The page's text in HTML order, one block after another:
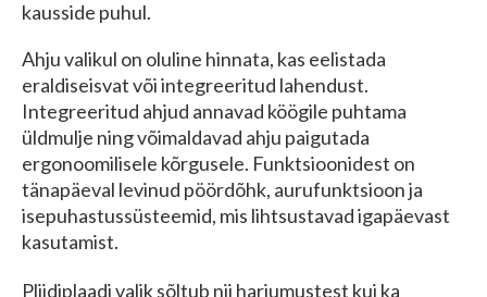
kausside puhul.
Ahju valikul on oluline hinnata, kas eelistada
eraldiseisvat või integreeritud lahendust.
Integreeritud ahjud annavad köögile puhtama
üldmulje ning võimaldavad ahju paigutada
ergonoomilisele kõrgusele. Funktsioonidest on
tänapäeval levinud pöördõhk, aurufunktsioon ja
isepuhastussüsteemid, mis lihtsustavad igapäevast
kasutamist.
Pliidiplaadi valik sõltub nii harjumustest kui ka